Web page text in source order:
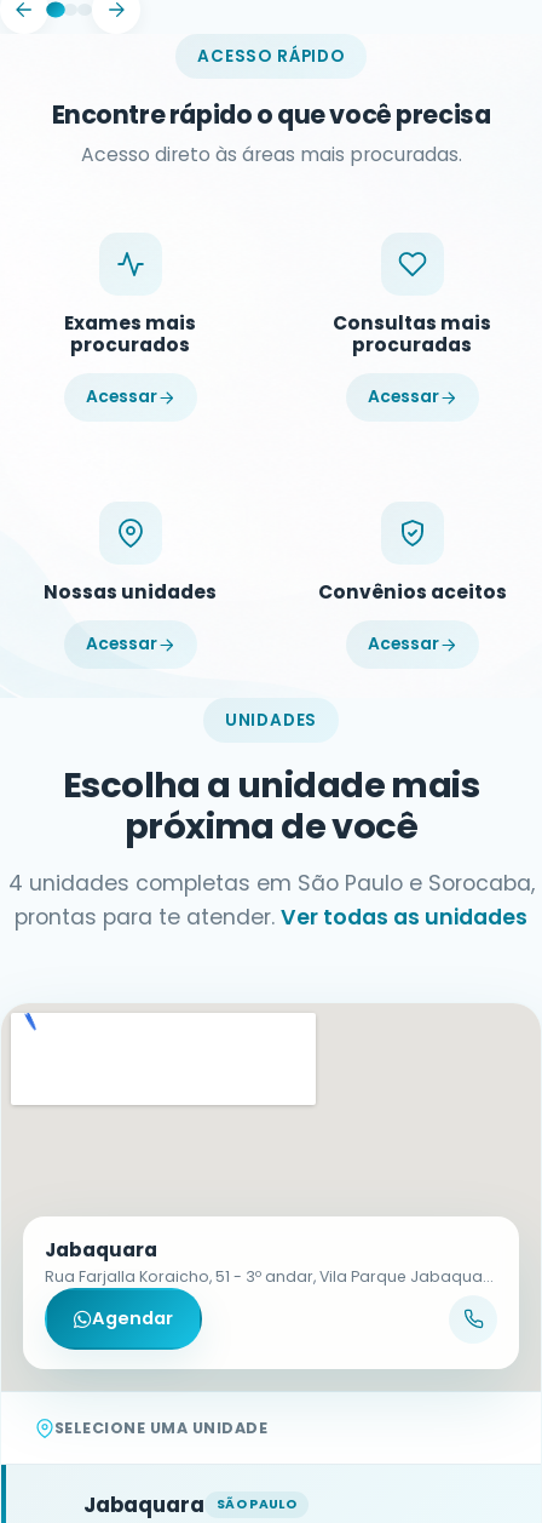
ACESSO RÁPIDO
Encontre rápido o que você precisa
Acesso direto às áreas mais procuradas.
Exames mais
procurados
Acessar
Consultas mais
procuradas
Acessar
Nossas unidades
Acessar
Convênios aceitos
Acessar
UNIDADES
Escolha a unidade mais
próxima de você
4 unidades completas em São Paulo e Sorocaba,
prontas para te atender. Ver todas as unidades
SELECIONE UMA UNIDADE
Jabaquara SÃO PAULO
Jabaquara
Rua Farjalla Koraicho, 51 - 3º andar, Vila Parque Jabaquara - CEP 04321-130
Agendar